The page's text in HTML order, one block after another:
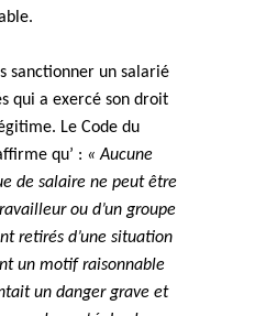
.
sanctionner un salarié
qui a exercé son droit
Le Code du
qu’ : « Aucune
de salaire ne peut être
ou d’un groupe
retirés d’une situation
un motif raisonnable
un danger grave et